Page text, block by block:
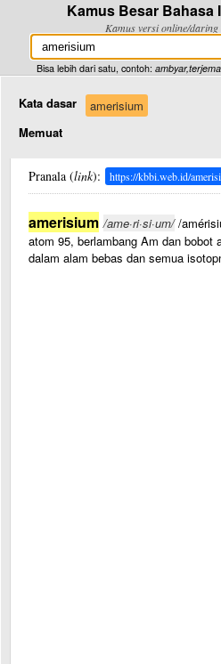
Kamus Besar Bahasa
Kamus versi online/
Bisa lebih dari satu, contoh:
Kata dasar
amerisium
Memuat
Pranala (link): https://kbbi.web.id/
amerisium /ame·ri·si·um//
atom 95, berlambang Am dan bobot
dalam alam bebas dan semua